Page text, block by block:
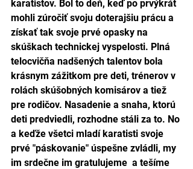
karatistov. Bol to deň, keď po prvýkrát
mohli zúročiť svoju doterajšiu prácu a
získať tak svoje prvé opasky na
skúškach technickej vyspelosti. Plná
telocvičňa nadšených talentov bola
krásnym zážitkom pre deti, trénerov v
rolách skúšobných komisárov a tiež
pre rodičov. Nasadenie a snaha, ktorú
deti predviedli, rozhodne stáli za to. No
a keďže všetci mladí karatisti svoje
prvé "páskovanie" úspešne zvládli, my
im srdečne im gratulujeme  a tešíme